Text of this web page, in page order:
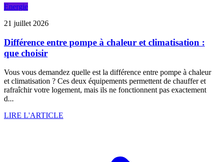
Energie
21 juillet 2026
Différence entre pompe à chaleur et climatisation :
que choisir
Vous vous demandez quelle est la différence entre pompe à chaleur
et climatisation ? Ces deux équipements permettent de chauffer et
rafraîchir votre logement, mais ils ne fonctionnent pas exactement
d...
LIRE L'ARTICLE